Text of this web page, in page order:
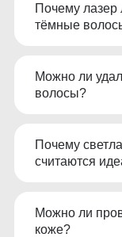
Почему лазер
тёмные
Можно ли
волосы?
Почему
считаются
Можно ли
коже?